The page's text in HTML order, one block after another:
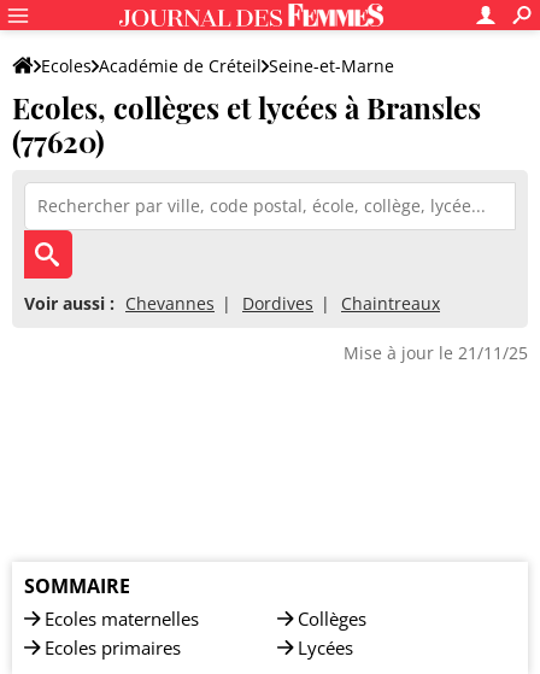
Ecoles Académie de Créteil Seine-et-Marne
Ecoles, collèges et lycées à Bransles
(77620)
Voir aussi : Chevannes Dordives Chaintreaux
Mise à jour le 21/11/25
SOMMAIRE
Ecoles maternelles
Ecoles primaires
Collèges
Lycées